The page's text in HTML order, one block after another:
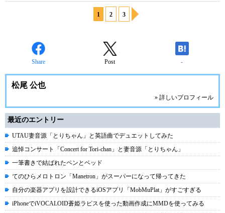
1 2 3
Share Post -
松尾 公也
» 詳しいプロフィール
最近のエントリー
UTAU妻音源「とりちゃん」と英語曲でデュエットしてみた
追悼コンサート「Concert for Tori-chan」と妻音源「とりちゃん」
一筆書きで結ばれたペンとベッド
てのひらメロトロン「Manetron」がスーパーになって帰ってきた
自分の楽器アプリを設計できるiOSアプリ「MobMuPlat」がすごすぎる
iPhoneでiVOCALOID蒼姫ラピスを使った動画作成にMMDを使ってみる